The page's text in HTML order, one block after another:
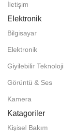
İletişim
Elektronik
Bilgisayar
Elektronik
Giyilebilir Teknoloji
Görüntü & Ses
Kamera
Katagoriler
Kişisel Bakım